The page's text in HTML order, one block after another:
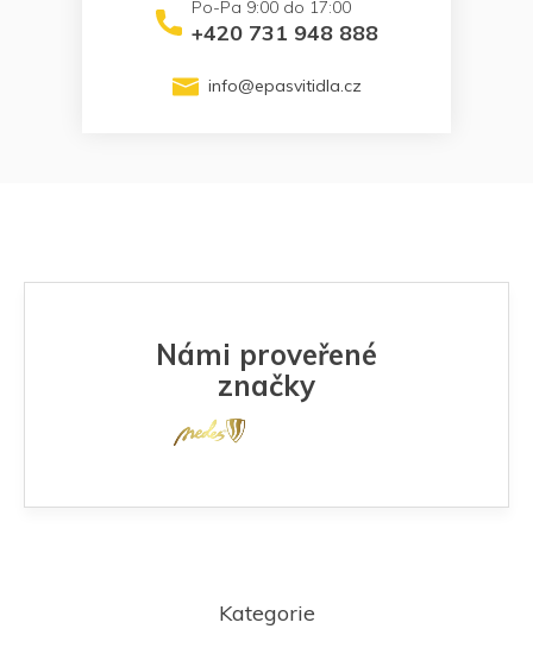
+420 731 948 888
info@epasvitidla.cz
Námi proveřené
značky
Kategorie